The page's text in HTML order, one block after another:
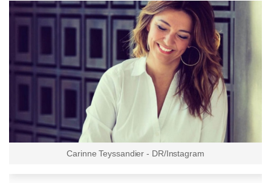
Carinne Teyssandier - DR/Instagram